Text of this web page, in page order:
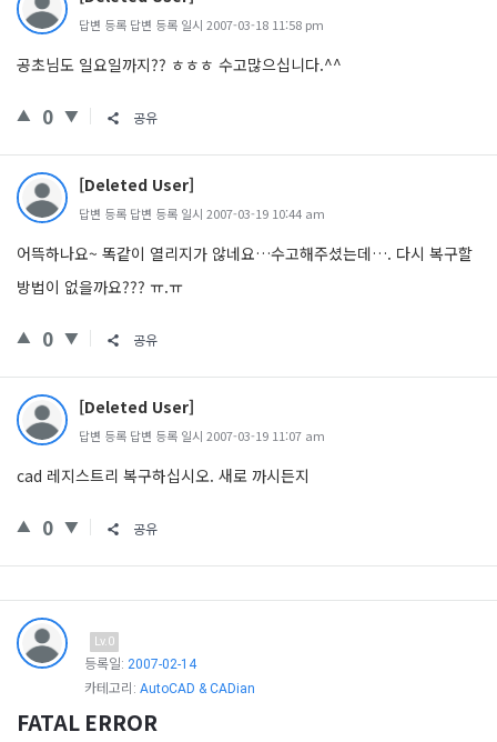
답변 등록 답변 등록 일시 2007-03-18 11:58 pm
공초님도 일요일까지?? ㅎㅎㅎ 수고많으십니다.^^
0 공유
[Deleted User]
답변 등록 답변 등록 일시 2007-03-19 10:44 am
어뜩하나요~ 똑같이 열리지가 않네요…수고해주셨는데…. 다시 복구할
방법이 없을까요??? ㅠ.ㅠ
0 공유
[Deleted User]
답변 등록 답변 등록 일시 2007-03-19 11:07 am
cad 레지스트리 복구하십시오. 새로 까시든지
0 공유
Lv.0
등록일: 2007-02-14
카테고리: AutoCAD & CADian
FATAL ERROR